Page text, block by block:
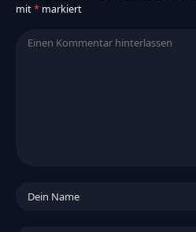
mit* markiert